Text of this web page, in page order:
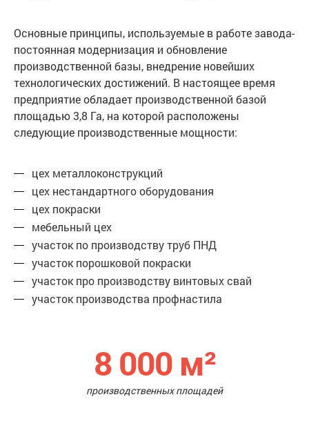
Основные принципы, используемые в работе завода-
постоянная модернизация и обновление
производственной базы, внедрение новейших
технологических достижений. В настоящее время
предприятие обладает производственной базой
площадью 3,8 Га, на которой расположены
следующие производственные мощности:
цех металлоконструкций
цех нестандартного оборудования
цех покраски
мебельный цех
участок по производству труб ПНД
участок порошковой покраски
участок про производству винтовых свай
участок производства профнастила
8 000 м²
производственных площадей